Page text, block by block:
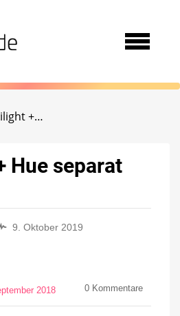
Ambilight + Hue separat steuern?
Hue separat
9. Oktober 2019
2018 0 Kommentare